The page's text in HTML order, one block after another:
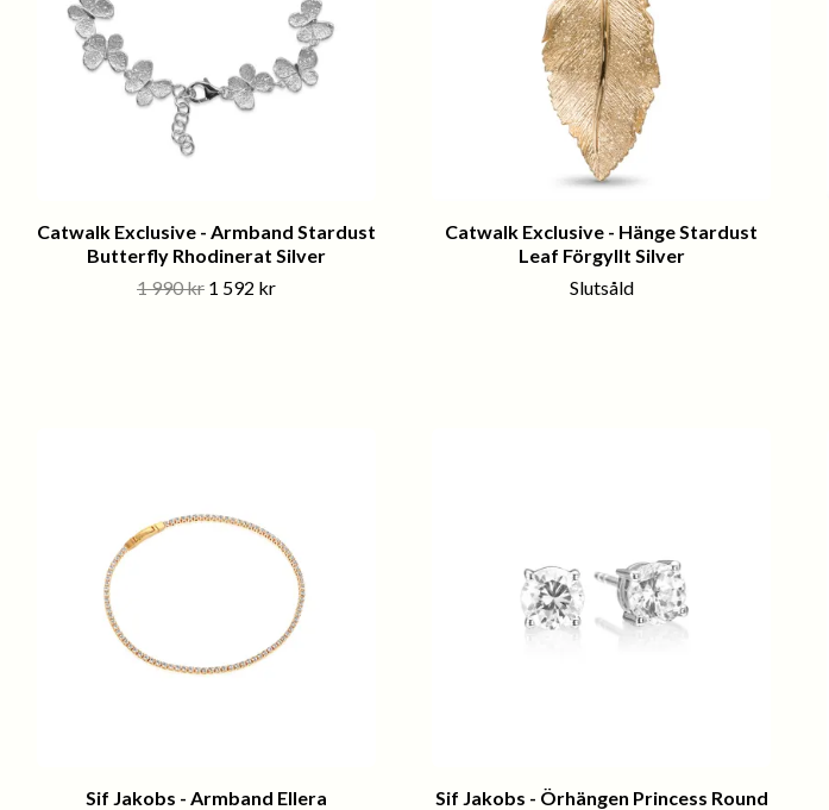
Catwalk Exclusive - Armband Stardust
Butterfly Rhodinerat Silver
1 990 kr 1 592 kr
Catwalk Exclusive - Hänge Stardust
Leaf Förgyllt Silver
Slutsåld
Sif Jakobs - Armband Ellera
Sif Jakobs - Örhängen Princess Round